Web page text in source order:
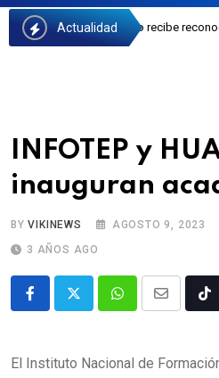
Actualidad
Castillo recibe reconocimiento en la
INFOTEP y
inauguran
BYVIKINEWS AGOSTO 9, 2023
3 AÑOS AGO
El Instituto Nacional de